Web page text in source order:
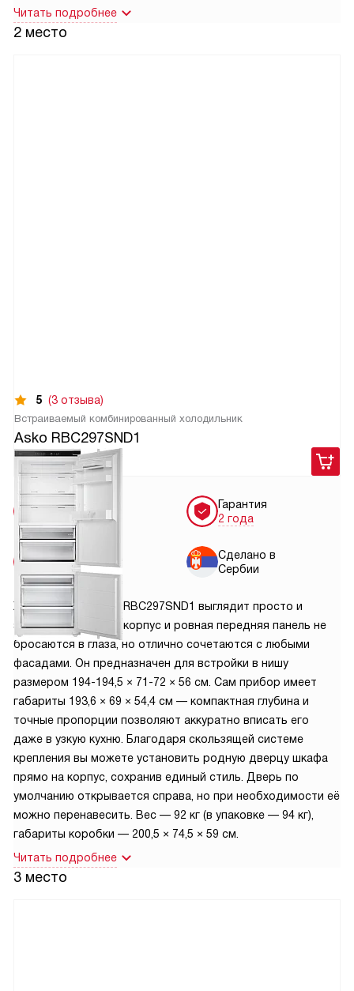
Читать подробнее
2 место
5 (3 отзыва)
Встраиваемый комбинированный холодильник
Asko RBC297SND1
169 900руб.
Бесплатная
доставка
Бесплатная
установка
Гарантия
2 года
Сделано в
Сербии
Холодильник ASKO RBC297SND1 выглядит просто и
элегантно: светлый корпус и ровная передняя панель не
бросаются в глаза, но отлично сочетаются с любыми
фасадами. Он предназначен для встройки в нишу
размером 194-194,5 × 71-72 × 56 см. Сам прибор имеет
габариты 193,6 × 69 × 54,4 см — компактная глубина и
точные пропорции позволяют аккуратно вписать его
даже в узкую кухню. Благодаря скользящей системе
крепления вы можете установить родную дверцу шкафа
прямо на корпус, сохранив единый стиль. Дверь по
умолчанию открывается справа, но при необходимости её
можно перенавесить. Вес — 92 кг (в упаковке — 94 кг),
габариты коробки — 200,5 × 74,5 × 59 см.
Читать подробнее
3 место